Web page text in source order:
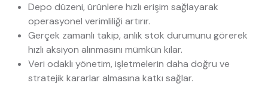
Depo düzeni, ürünlere hızlı erişim sağlayarak
operasyonel verimliliği artırır.
Gerçek zamanlı takip, anlık stok durumunu görerek
hızlı aksiyon alınmasını mümkün kılar.
Veri odaklı yönetim, işletmelerin daha doğru ve
stratejik kararlar almasına katkı sağlar.